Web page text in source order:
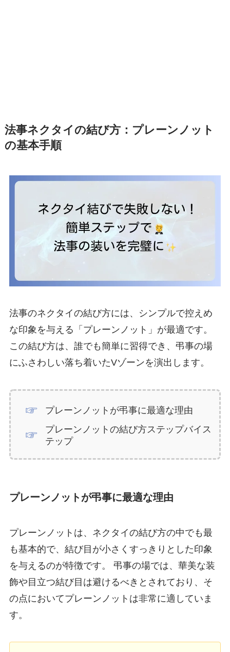
法事ネクタイの結び方：プレーンノット
の基本手順
法事のネクタイの結び方には、シンプルで控えめ
な印象を与える「プレーンノット」が最適です。
この結び方は、誰でも簡単に習得でき、弔事の場
にふさわしい落ち着いたVゾーンを演出します。
プレーンノットが弔事に最適な理由
プレーンノットの結び方ステップバイス
テップ
プレーンノットが弔事に最適な理由
プレーンノットは、ネクタイの結び方の中でも最
も基本的で、結び目が小さくすっきりとした印象
を与えるのが特徴です。 弔事の場では、華美な装
飾や目立つ結び目は避けるべきとされており、そ
の点においてプレーンノットは非常に適していま
す。